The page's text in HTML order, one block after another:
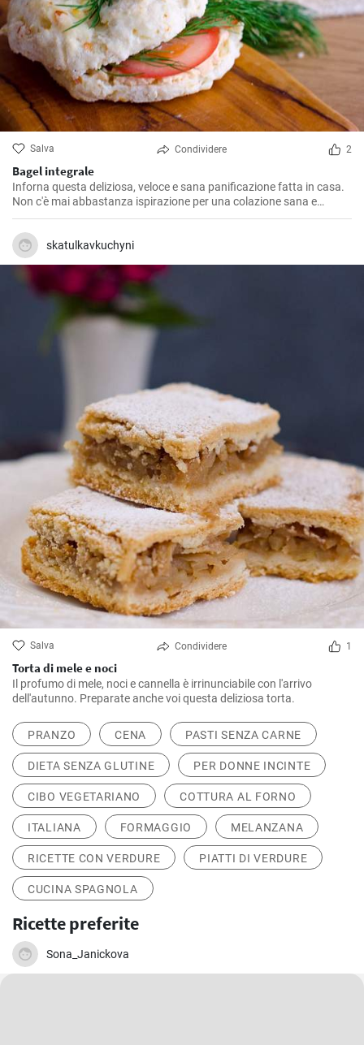
Salva Condividere 2
Bagel integrale
Inforna questa deliziosa, veloce e sana panificazione fatta in casa.
Non c'è mai abbastanza ispirazione per una colazione sana e
gustosa.
skatulkavkuchyni
Salva Condividere 1
Torta di mele e noci
Il profumo di mele, noci e cannella è irrinunciabile con l'arrivo
dell'autunno. Preparate anche voi questa deliziosa torta.
PRANZO CENA PASTI SENZA CARNE
DIETA SENZA GLUTINE PER DONNE INCINTE
CIBO VEGETARIANO COTTURA AL FORNO
ITALIANA FORMAGGIO MELANZANA
RICETTE CON VERDURE PIATTI DI VERDURE
CUCINA SPAGNOLA
Ricette preferite
Sona_Janickova